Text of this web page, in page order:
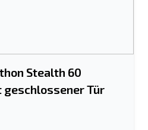
Stealth 60
Tür
senden